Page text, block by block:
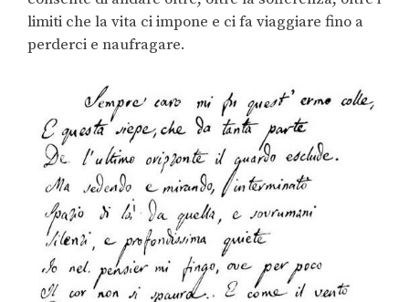
limiti che la vita ci impone e ci fa viaggiare fino a
perderci e naufragare.